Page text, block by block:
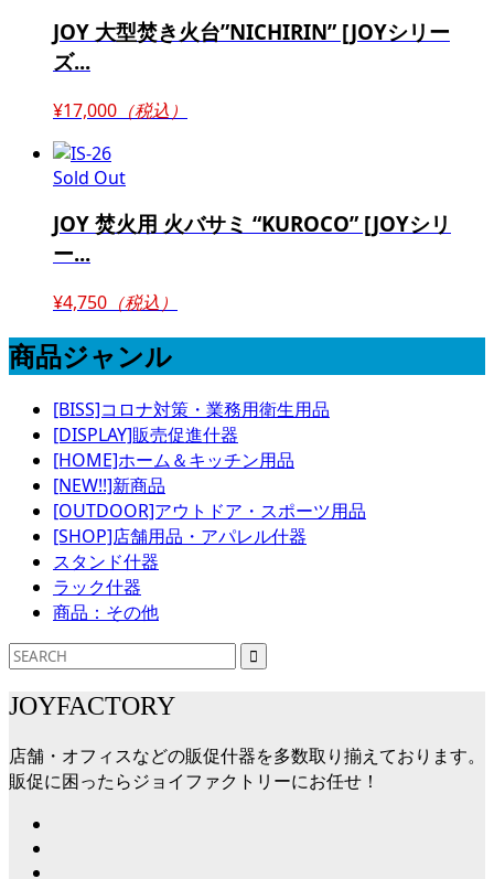
JOY 大型焚き火台”NICHIRIN” [JOYシリー
ズ...
¥17,000 （税込）
Sold Out
JOY 焚火用 火バサミ “KUROCO” [JOYシリ
ー...
¥4,750 （税込）
商品ジャンル
[BISS]コロナ対策・業務用衛生用品
[DISPLAY]販売促進什器
[HOME]ホーム＆キッチン用品
[NEW!!]新商品
[OUTDOOR]アウトドア・スポーツ用品
[SHOP]店舗用品・アパレル什器
スタンド什器
ラック什器
商品：その他
JOYFACTORY
店舗・オフィスなどの販促什器を多数取り揃えております。
販促に困ったらジョイファクトリーにお任せ！